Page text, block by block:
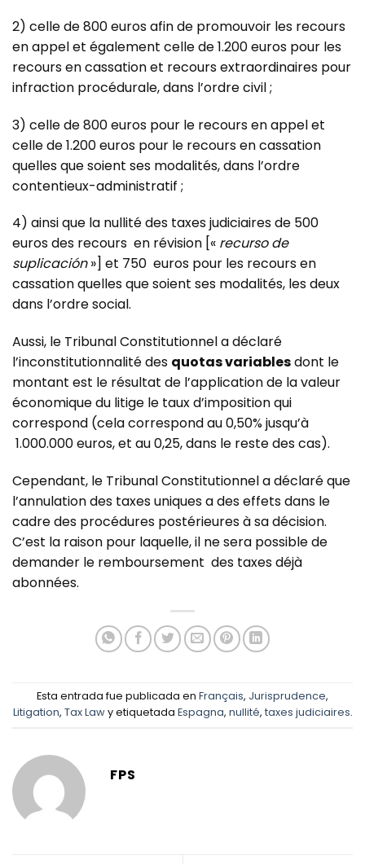
2) celle de 800 euros afin de promouvoir les recours
en appel et également celle de 1.200 euros pour les
recours en cassation et recours extraordinaires pour
infraction procédurale, dans l’ordre civil ;
3) celle de 800 euros pour le recours en appel et
celle de 1.200 euros pour le recours en cassation
quelles que soient ses modalités, dans l’ordre
contentieux-administratif ;
4) ainsi que la nullité des taxes judiciaires de 500
euros des recours en révision [« recurso de
suplicación»] et 750 euros pour les recours en
cassation quelles que soient ses modalités, les deux
dans l’ordre social.
Aussi, le Tribunal Constitutionnel a déclaré
l’inconstitutionnalité des quotas variablesdont le
montant est le résultat de l’application de la valeur
économique du litige le taux d’imposition qui
correspond (cela correspond au 0,50% jusqu’à
1.000.000 euros, et au 0,25, dans le reste des cas).
Cependant, le Tribunal Constitutionnel a déclaré que
l’annulation des taxes uniques a des effets dans le
cadre des procédures postérieures à sa décision.
C’est la raison pour laquelle, il ne sera possible de
demander le remboursement des taxes déjà
abonnées.
Esta entrada fue publicada en Français, Jurisprudence,
Litigation, Tax Lawy etiquetada Espagna, nullité, taxes judiciaires.
FPS